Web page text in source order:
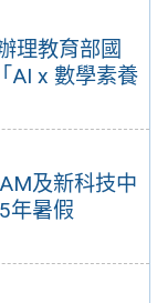
理教育部國
AI x 數學素養
及新科技中
年暑假